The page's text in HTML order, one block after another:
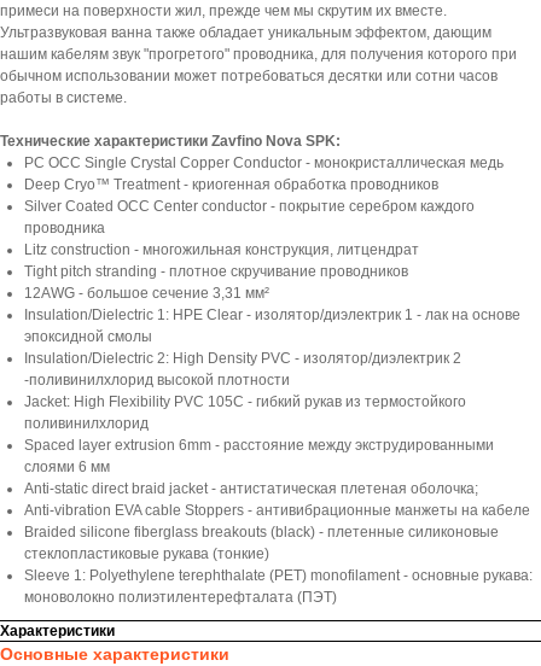
примеси на поверхности жил, прежде чем мы скрутим их вместе.
Ультразвуковая ванна также обладает уникальным эффектом, дающим
нашим кабелям звук "прогретого" проводника, для получения которого при
обычном использовании может потребоваться десятки или сотни часов
работы в системе.
Технические характеристики Zavfino Nova SPK:
PC OCC Single Crystal Copper Conductor - монокристаллическая медь
Deep Cryo™ Treatment - криогенная обработка проводников
Silver Coated OCC Center conductor - покрытие серебром каждого
проводника
Litz construction - многожильная конструкция, литцендрат
Tight pitch stranding - плотное скручивание проводников
12AWG - большое сечение 3,31 мм²
Insulation/Dielectric 1: HPE Clear - изолятор/диэлектрик 1 - лак на основе
эпоксидной смолы
Insulation/Dielectric 2: High Density PVC - изолятор/диэлектрик 2
-поливинилхлорид высокой плотности
Jacket: High Flexibility PVC 105C - гибкий рукав из термостойкого
поливинилхлорид
Spaced layer extrusion 6mm - расстояние между экструдированными
слоями 6 мм
Anti-static direct braid jacket - антистатическая плетеная оболочка;
Anti-vibration EVA cable Stoppers - антивибрационные манжеты на кабеле
Braided silicone fiberglass breakouts (black) - плетенные силиконовые
стеклопластиковые рукава (тонкие)
Sleeve 1: Polyethylene terephthalate (PET) monofilament - основные рукава:
моноволокно полиэтилентерефталата (ПЭТ)
Характеристики
Основные характеристики